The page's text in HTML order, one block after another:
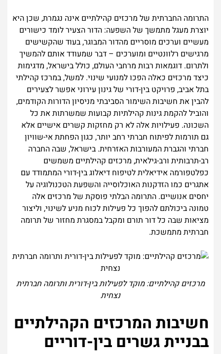
התרומה החברתית של מרכזים קהילתיים אינה נגמרת, שכן היא
יוצרת מעגל מתמשך של השפעה: הדור הצעיר לומד כישורים
מעשיים וערכים מוסריים מהדור המבוגר, בעוד שהקשישים
מרגישים רלוונטיים ומוערכים – דבר שמעודד אותם להמשיך
ולתרום. דוגמאות רבות מרחבי העולם, כולל בישראל, מדגימות
כיצד מרכזים כאלה הפכו למנועי שינוי. למשל, במרכז קהילתי
בתל אביב, פרויקט בין-דורי של גינון עירוני אפשר לצעירים
להבין את חשיבות השימור הסביבתי מניסיון הדורות הקודמים,
והוביל להקמת גינות קהילתיות קבועות שמשרתות את כל
השכונה. פעילויות אלה לא רק מחזקות קשרים אישיים אלא
גם תורמות לפיתוח חברתי רחב יותר, כגון הפחתת אי-שוויון
חברתי והגברת המעורבות האזרחית. בישראל, שבה החברה
רב-תרבותית ורב-גילאית, מרכזים קהילתיים משמשים
כפלטפורמה אידיאלית לטיפוח דיאלוג בין-דורי המתמודד עם
אתגרים כמו הזדקנות האוכלוסייה והשפעת הטכנולוגיה על
יחסים אנושיים. התרומה הבלתי פוסקת של מרכזים אלה
טמונה ביכולתם להפוך כל פעילות לכוח מניע לשינוי, וליצור
מציאות שבה כל דור תורם ומקבל במסגרת מחזור של תרומה
חברתית מתמשכת.
מרכזים קהילתיים: מוקד לפעילות בין-דורית ותרומה חברתית
נצחית
חשיבות המרכזים הקהילתיים
בבניית גשרים בין-דוריים